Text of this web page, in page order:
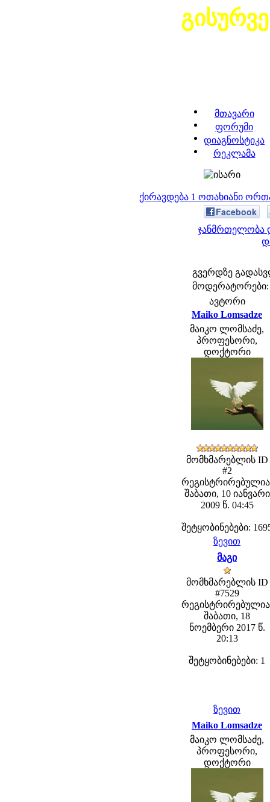
მთავარი
ფორუმი
დიაგნოსტიკა
რეკლამა
ქირავდება 1 ოთახიანი
Facebook
ჯანმრთელობა
გვერდზე
მოდერატორები:
ავტორი
Maiko Lomsadze
მაიკო ლომსაძე,
პროფესორი,
დოქტორი
მომხმარებლის ID
#2
შაბათი, 10 იანვარი
2009 წ. 04:45
შეტყობინებები:
ზევით
მაგი
მომხმარებლის ID
#7529
შაბათი, 18
ნოემბერი 2017 წ.
20:13
შეტყობინებები: 1
ზევით
Maiko Lomsadze
მაიკო ლომსაძე,
პროფესორი,
დოქტორი